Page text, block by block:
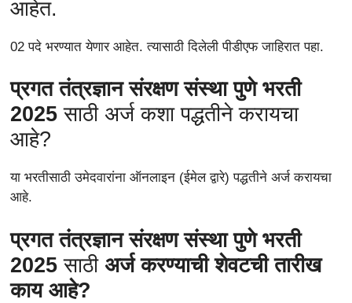
आहेत.
02 पदे भरण्यात येणार आहेत. त्यासाठी दिलेली पीडीएफ जाहिरात पहा.
प्रगत तंत्रज्ञान संरक्षण संस्था पुणे भरती
2025 साठी अर्ज कशा पद्धतीने करायचा
आहे?
या भरतीसाठी उमेदवारांना ऑनलाइन (ईमेल द्वारे) पद्धतीने अर्ज करायचा
आहे.
प्रगत तंत्रज्ञान संरक्षण संस्था पुणे भरती
2025 साठीअर्ज करण्याची शेवटची तारीख
काय आहे?